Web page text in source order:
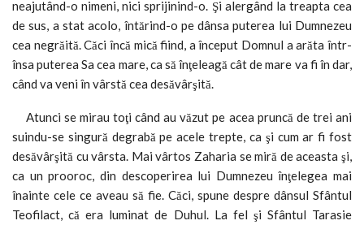
neajutând-o nimeni, nici sprijinind-o. Şi alergând la treapta cea
de sus, a stat acolo, întărind-o pe dânsa puterea lui Dumnezeu
cea negrăită. Căci încă mică fiind, a început Domnul a arăta într-
însa puterea Sa cea mare, ca să înţeleagă cât de mare va fi în dar,
când va veni în vârstă cea desăvârşită.
Atunci se mirau toţi când au văzut pe acea pruncă de trei ani
suindu-se singură degrabă pe acele trepte, ca şi cum ar fi fost
desăvârşită cu vârsta. Mai vârtos Zaharia se miră de aceasta şi,
ca un prooroc, din descoperirea lui Dumnezeu înţelegea mai
înainte cele ce aveau să fie. Căci, spune despre dânsul Sfântul
Teofilact, că era luminat de Duhul. La fel şi Sfântul Tarasie